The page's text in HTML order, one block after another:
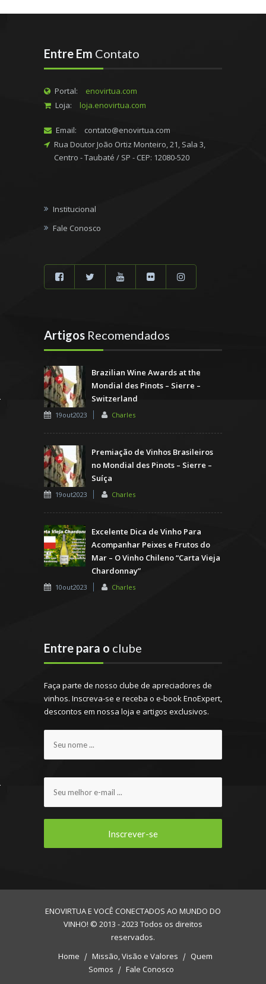
Entre Em Contato
Portal:
enovirtua.com
Loja:
loja.enovirtua.com
Email:
contato@enovirtua.com
Rua Doutor João Ortiz Monteiro, 21, Sala 3,
Centro - Taubaté / SP - CEP: 12080-520
Institucional
Fale Conosco
Artigos Recomendados
Brazilian Wine Awards at the
Mondial des Pinots – Sierre –
Switzerland
19out2023 Charles
Premiação de Vinhos Brasileiros
no Mondial des Pinots – Sierre –
Suíça
19out2023 Charles
Excelente Dica de Vinho Para
Acompanhar Peixes e Frutos do
Mar – O Vinho Chileno “Carta Vieja
Chardonnay”
10out2023 Charles
Entre para o clube
Faça parte de nosso clube de apreciadores de
vinhos. Inscreva-se e receba o e-book EnoExpert,
descontos em nossa loja e artigos exclusivos.
ENOVIRTUA E VOCÊ CONECTADOS AO MUNDO DO
VINHO! © 2013 - 2023 Todos os direitos
reservados.
Home
Missão, Visão e Valores
Quem
Somos
Fale Conosco